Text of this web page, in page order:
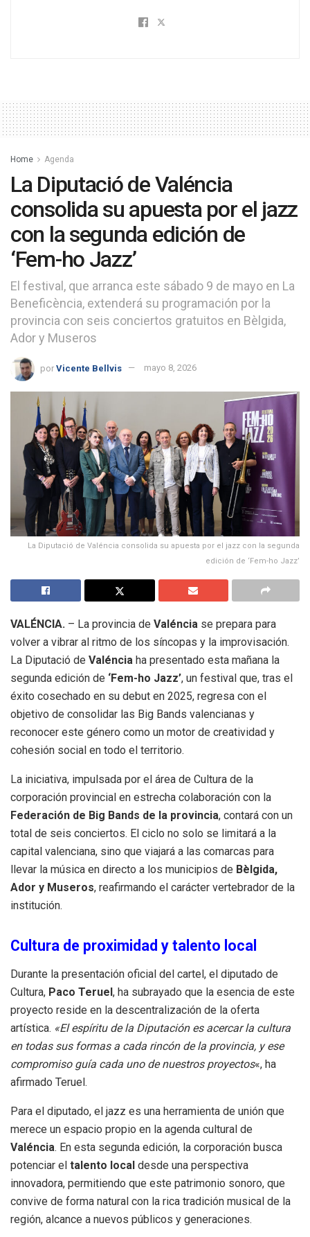
Home Agenda
La Diputació de Valéncia
consolida su apuesta por el jazz
con la segunda edición de
‘Fem-ho Jazz’
El festival, que arranca este sábado 9 de mayo en La
Beneficència, extenderá su programación por la
provincia con seis conciertos gratuitos en Bèlgida,
Ador y Museros
por Vicente Bellvis mayo 8, 2026
La Diputació de Valéncia consolida su apuesta por el jazz con la segunda
edición de ‘Fem-ho Jazz’
VALÉNCIA. – La provincia de Valéncia se prepara para
volver a vibrar al ritmo de los síncopas y la improvisación.
La Diputació de Valéncia ha presentado esta mañana la
segunda edición de ‘Fem-ho Jazz’, un festival que, tras el
éxito cosechado en su debut en 2025, regresa con el
objetivo de consolidar las Big Bands valencianas y
reconocer este género como un motor de creatividad y
cohesión social en todo el territorio.
La iniciativa, impulsada por el área de Cultura de la
corporación provincial en estrecha colaboración con la
Federación de Big Bands de la provincia, contará con un
total de seis conciertos. El ciclo no solo se limitará a la
capital valenciana, sino que viajará a las comarcas para
llevar la música en directo a los municipios de Bèlgida,
Ador y Museros, reafirmando el carácter vertebrador de la
institución.
Cultura de proximidad y talento local
Durante la presentación oficial del cartel, el diputado de
Cultura, Paco Teruel, ha subrayado que la esencia de este
proyecto reside en la descentralización de la oferta
artística. «El espíritu de la Diputación es acercar la cultura
en todas sus formas a cada rincón de la provincia, y ese
compromiso guía cada uno de nuestros proyectos«, ha
afirmado Teruel.
Para el diputado, el jazz es una herramienta de unión que
merece un espacio propio en la agenda cultural de
Valéncia. En esta segunda edición, la corporación busca
potenciar el talento local desde una perspectiva
innovadora, permitiendo que este patrimonio sonoro, que
convive de forma natural con la rica tradición musical de la
región, alcance a nuevos públicos y generaciones.